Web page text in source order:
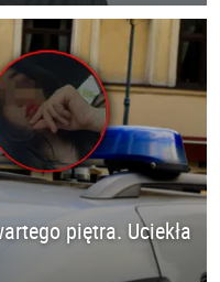
piętra. Uciekła